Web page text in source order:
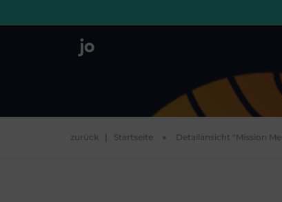
zurück | Startseite Detailansicht "Mission